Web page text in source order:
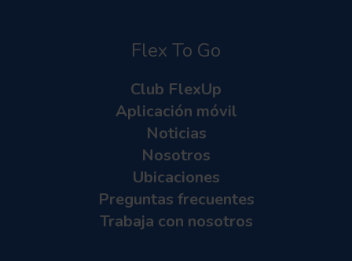
Flex To Go
Club FlexUp
Aplicación móvil
Noticias
Nosotros
Ubicaciones
Preguntas frecuentes
Trabaja con nosotros